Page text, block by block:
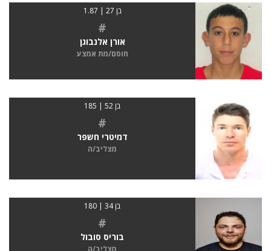
בן 27 | 1.87
#
אורן אלנבוגן
חוסם/מת אמצע
בן 52 | 185
#
דמיטרי חשפר
מצליב/ה
בן 34 | 180
#
בוריס סובול
מצליב/ה